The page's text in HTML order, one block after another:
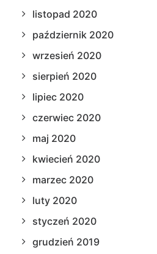
listopad 2020
październik 2020
wrzesień 2020
sierpień 2020
lipiec 2020
czerwiec 2020
maj 2020
kwiecień 2020
marzec 2020
luty 2020
styczeń 2020
grudzień 2019